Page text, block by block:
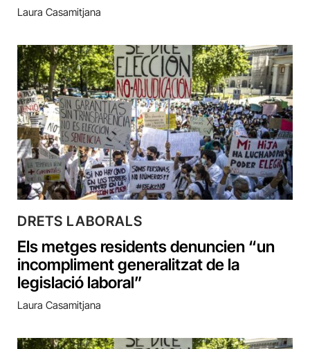
Laura Casamitjana
DRETS LABORALS
Els metges residents denuncien “un
incompliment generalitzat de la
legislació laboral”
Laura Casamitjana